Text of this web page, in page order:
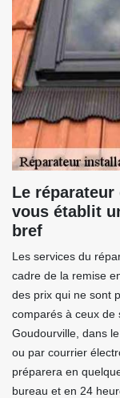
Le
vous établit
bref
Les services du
cadre de la remise
des prix qui ne sont
comparés à ceux de
Goudourville, dans
ou par courrier
préparera en
bureau et en 24